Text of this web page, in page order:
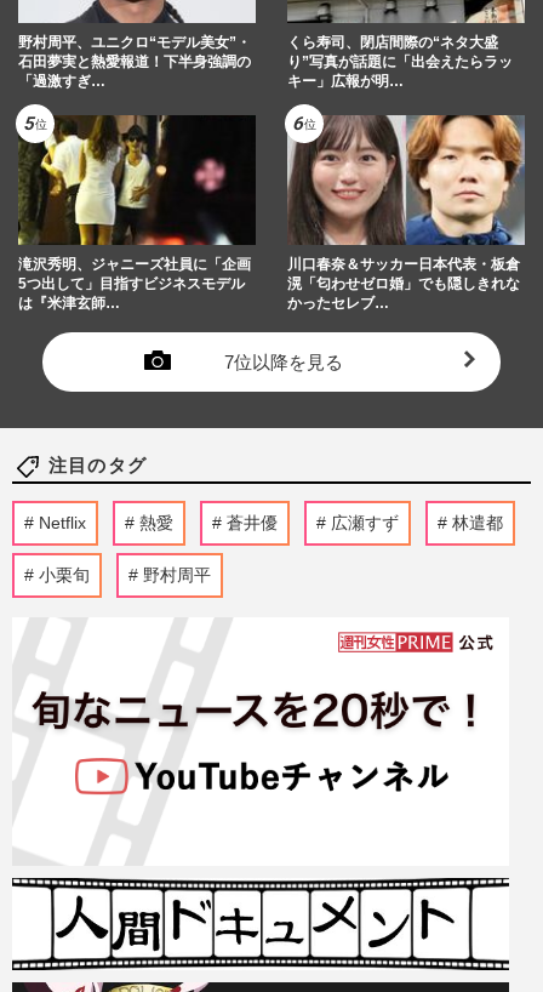
野村周平、ユニクロ“モデル美女”・
石田夢実と熱愛報道！下半身強調の
「過激すぎ…
くら寿司、閉店間際の“ネタ大盛
り”写真が話題に「出会えたらラッ
キー」広報が明…
滝沢秀明、ジャニーズ社員に「企画
5つ出して」目指すビジネスモデル
は『米津玄師…
川口春奈＆サッカー日本代表・板倉
滉「匂わせゼロ婚」でも隠しきれな
かったセレブ…
7位以降を見る
注目のタグ
Netflix 熱愛 蒼井優 広瀬すず 林遣都
小栗旬 野村周平